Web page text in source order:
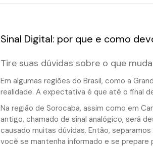
Sinal Digital: por que e como
Tire suas dúvidas sobre o que
Em algumas regiões do Brasil, como a
realidade. A expectativa é que até o final
Na região de Sorocaba, assim como em
antigo, chamado de sinal analógico, será
causado muitas dúvidas. Então,
você se mantenha informado e se prepare